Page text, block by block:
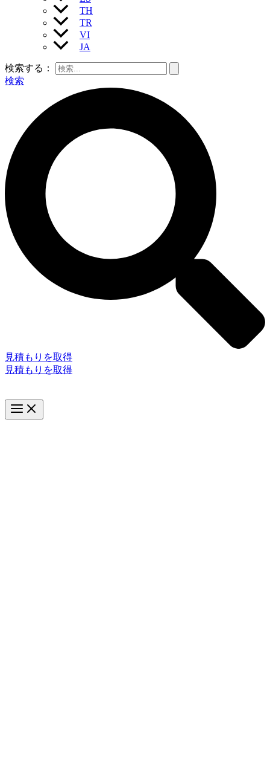
TH
TR
VI
JA
検索する：
検索
見積もりを取得
見積もりを取得